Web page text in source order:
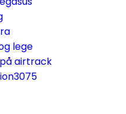
lege
airtrack
3075